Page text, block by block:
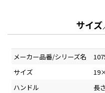
サイ
メーカー品番/シリーズ名
サイズ
ハンドル
長